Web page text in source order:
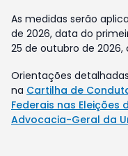
As medidas serão
de 2026, data do
25 de outubro de
Orientações
na Cartilha de
Federais nas
Advocacia-Geral da